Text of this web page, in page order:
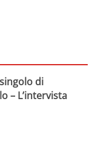
di
– L’intervista